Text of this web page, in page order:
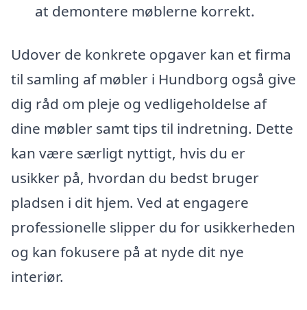
at demontere møblerne korrekt.
Udover de konkrete opgaver kan et firma
til samling af møbler i Hundborg også give
dig råd om pleje og vedligeholdelse af
dine møbler samt tips til indretning. Dette
kan være særligt nyttigt, hvis du er
usikker på, hvordan du bedst bruger
pladsen i dit hjem. Ved at engagere
professionelle slipper du for usikkerheden
og kan fokusere på at nyde dit nye
interiør.